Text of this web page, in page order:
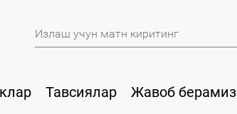
Тавсиялар Жавоб берамиз